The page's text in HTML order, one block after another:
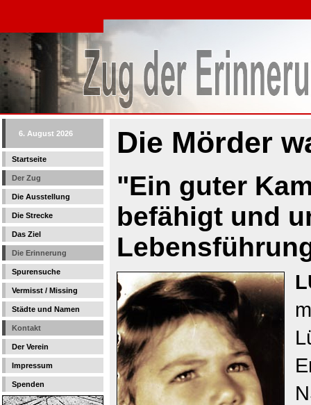
6. August 2026
Startseite
Der Zug
Die Ausstellung
Die Strecke
Das Ziel
Die Erinnerung
Spurensuche
Vermisst / Missing
Städte und Namen
Kontakt
Der Verein
Impressum
Spenden
Die Mörder
"Ein guter
befähigt und